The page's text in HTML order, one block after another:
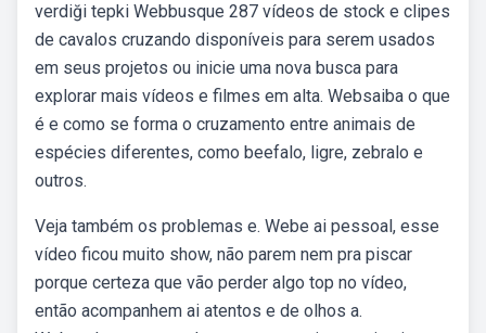
verdiği tepki Webbusque 287 vídeos de stock e clipes
de cavalos cruzando disponíveis para serem usados
em seus projetos ou inicie uma nova busca para
explorar mais vídeos e filmes em alta. Websaiba o que
é e como se forma o cruzamento entre animais de
espécies diferentes, como beefalo, ligre, zebralo e
outros.
Veja também os problemas e. Webe ai pessoal, esse
vídeo ficou muito show, não parem nem pra piscar
porque certeza que vão perder algo top no vídeo,
então acompanhem ai atentos e de olhos a.